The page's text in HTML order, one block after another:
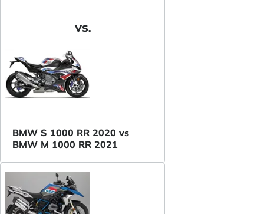
VS.
BMW S 1000 RR 2020 vs
BMW M 1000 RR 2021